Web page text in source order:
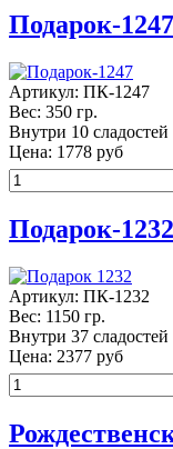
Подарок-1247
Артикул: ПК-1247
Вес: 350 гр.
Внутри 10 сладостей
Цена: 1778 руб
Подарок-1232
Артикул: ПК-1232
Вес: 1150 гр.
Внутри 37 сладостей
Цена: 2377 руб